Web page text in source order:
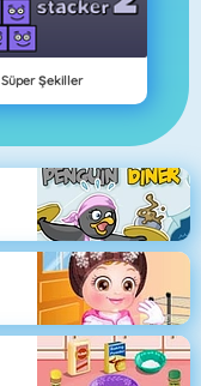
Süper Şekiller